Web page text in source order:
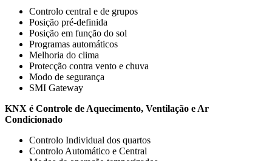
Controlo central e de grupos
Posição pré-definida
Posição em função do sol
Programas automáticos
Melhoria do clima
Protecção contra vento e chuva
Modo de segurança
SMI Gateway
KNX é Controle de Aquecimento, Ventilação e Ar
Condicionado
Controlo Individual dos quartos
Controlo Automático e Central